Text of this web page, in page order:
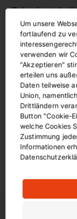
Stadtbahn
Bus
NachtExpress
E-Wagen
Um unsere
fortlaufend zu
verwenden wir
"Akzeptieren"
erteilen uns
Daten teilweise
Union,
Drittländern
Button "Cookie-
welche Cookies
Zustimmung
Informationen